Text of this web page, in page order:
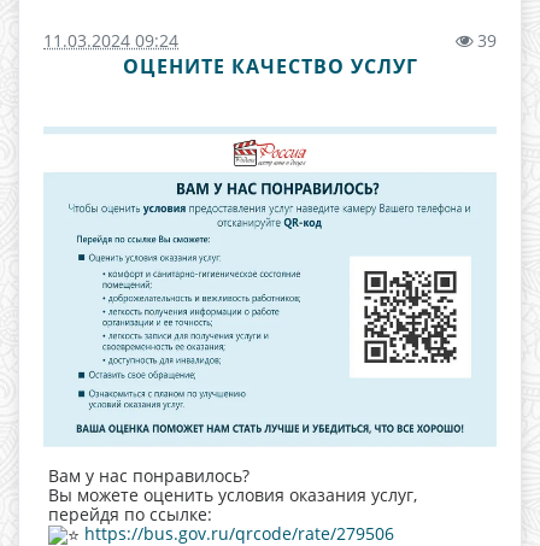
11.03.2024 09:24 39
ОЦЕНИТЕ КАЧЕСТВО УСЛУГ
Вам у нас понравилось?
Вы можете оценить условия оказания услуг,
перейдя по ссылке:
https://bus.gov.ru/qrcode/rate/279506